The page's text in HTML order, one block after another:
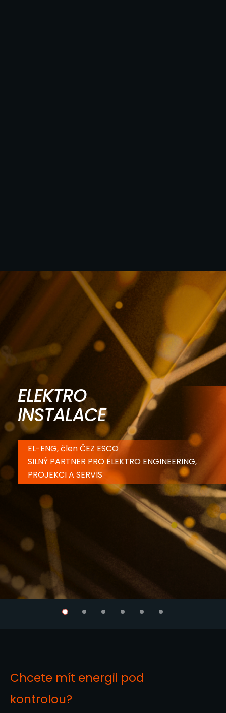
ELEKTRO
INSTALACE
EL-ENG, člen ČEZ ESCO
SILNÝ PARTNER PRO ELEKTRO ENGINEERING,
PROJEKCI A SERVIS
Chcete mít energii pod
kontrolou?